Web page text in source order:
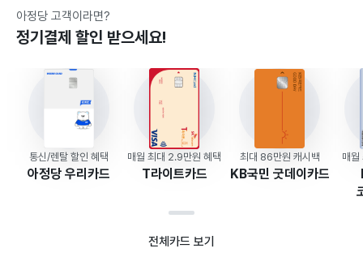
아정당 고객이라면?
정기결제 할인 받으세요!
통신/렌탈 할인 혜택
아정당 우리카드
매월 최대 2.9만원 혜택
T라이트카드
최대 86만원 캐시백
KB국민 굿데이카드
매월
전체카드 보기